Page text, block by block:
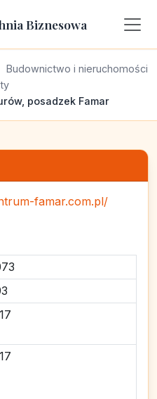
Biznesowa
Budownictwo i nieruchomości
posadzek Famar
famar.com.pl/